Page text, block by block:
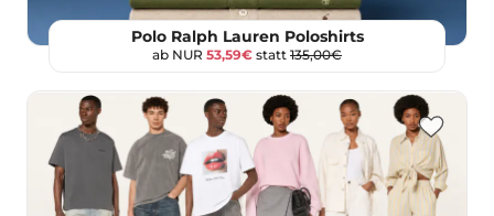
Polo Ralph Lauren Poloshirts
ab NUR 53,59€ statt 135,00€